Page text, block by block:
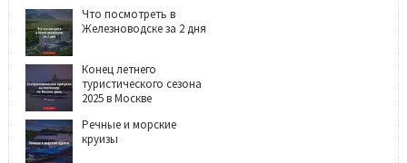
Что посмотреть в
Железноводске за 2 дня
Конец летнего
туристического сезона
2025 в Москве
Речные и морские
круизы